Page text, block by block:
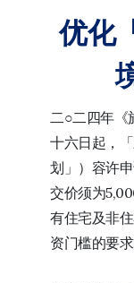
优化
二○二四年《
十六日起，
划」）容许
交价须为
有住宅及非
资门槛的要